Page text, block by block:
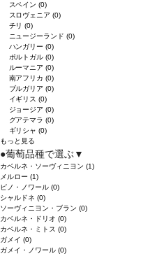
スペイン(0)
スロヴェニア(0)
チリ(0)
ニュージーランド(0)
ハンガリー(0)
ポルトガル(0)
ルーマニア(0)
南アフリカ(0)
ブルガリア(0)
イギリス(0)
ジョージア(0)
グアテマラ(0)
ギリシャ(0)
もっと見る
●葡萄品種で選ぶ ▼
カベルネ・ソーヴィニヨン (1)
メルロー (1)
ピノ・ノワール (0)
シャルドネ (0)
ソーヴィニヨン・ブラン (0)
カベルネ・ドリオ (0)
カベルネ・ミトス (0)
ガメイ (0)
ガメイ・ノワール (0)